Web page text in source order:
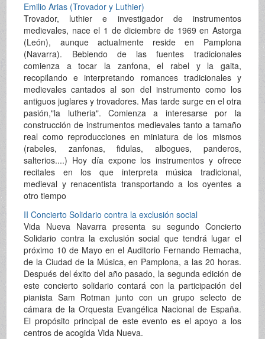
Emilio Arias (Trovador y Luthier)
Trovador, luthier e investigador de instrumentos
medievales, nace el 1 de diciembre de 1969 en Astorga
(León), aunque actualmente reside en Pamplona
(Navarra). Bebiendo de las fuentes tradicionales
comienza a tocar la zanfona, el rabel y la gaita,
recopilando e interpretando romances tradicionales y
medievales cantados al son del instrumento como los
antiguos juglares y trovadores. Mas tarde surge en el otra
pasión,"la lutheria". Comienza a interesarse por la
construcción de instrumentos medievales tanto a tamaño
real como reproducciones en miniatura de los mismos
(rabeles, zanfonas, fidulas, albogues, panderos,
salterios....) Hoy día expone los instrumentos y ofrece
recitales en los que interpreta música tradicional,
medieval y renacentista transportando a los oyentes a
otro tiempo
II Concierto Solidario contra la exclusión social
Vida Nueva Navarra presenta su segundo Concierto
Solidario contra la exclusión social que tendrá lugar el
próximo 10 de Mayo en el Auditorio Fernando Remacha,
de la Ciudad de la Música, en Pamplona, a las 20 horas.
Después del éxito del año pasado, la segunda edición de
este concierto solidario contará con la participación del
pianista Sam Rotman junto con un grupo selecto de
cámara de la Orquesta Evangélica Nacional de España.
El propósito principal de este evento es el apoyo a los
centros de acogida Vida Nueva.